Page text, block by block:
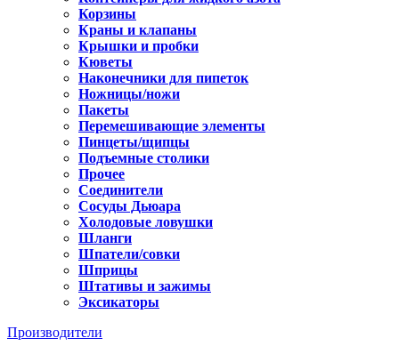
Корзины
Краны и клапаны
Крышки и пробки
Кюветы
Наконечники для пипеток
Ножницы/ножи
Пакеты
Перемешивающие элементы
Пинцеты/щипцы
Подъемные столики
Прочее
Соединители
Сосуды Дьюара
Холодовые ловушки
Шланги
Шпатели/совки
Шприцы
Штативы и зажимы
Эксикаторы
Производители